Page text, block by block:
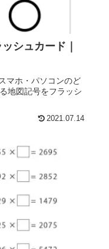
シュカード｜
マホ・パソコンのど
地図記号をフラッシ
2021.07.14